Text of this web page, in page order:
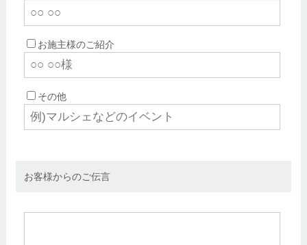
お施主様のご紹介
その他
お客様からのご伝言